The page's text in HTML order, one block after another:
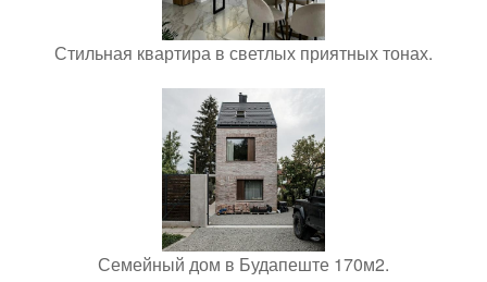
Стильная квартира в светлых приятных тонах.
Семейный дом в Будапеште 170м2.